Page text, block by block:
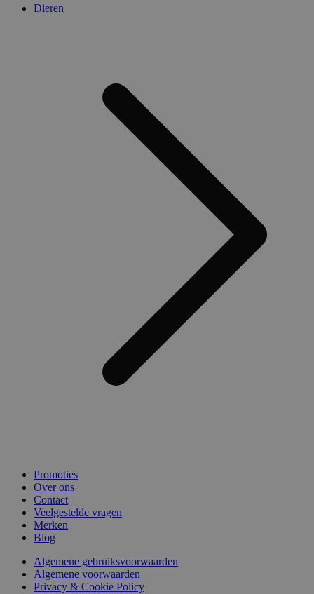
Dieren
Promoties
Over ons
Contact
Veelgestelde vragen
Merken
Blog
Algemene gebruiksvoorwaarden
Algemene voorwaarden
Privacy & Cookie Policy